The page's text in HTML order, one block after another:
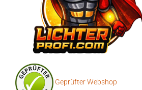
Geprüfter Webshop